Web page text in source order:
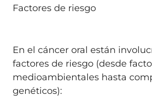
Factores de riesgo
En el cáncer oral están
factores de riesgo (desde
medioambientales hasta
genéticos):